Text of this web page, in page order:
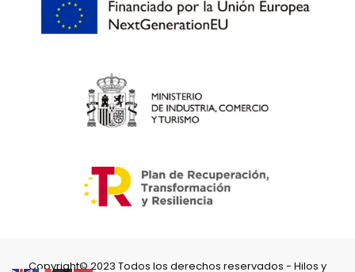
Copyright© 2023 Todos los derechos reservados - Hilos y